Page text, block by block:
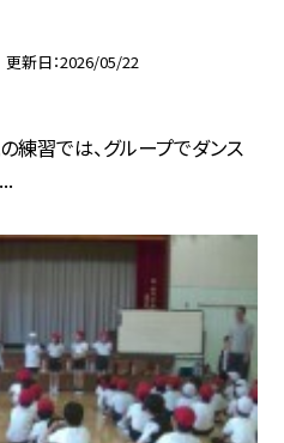
更新日 2026/05/22
練習では、グループでダンス